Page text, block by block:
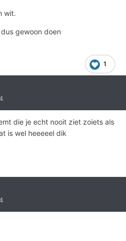
wit.
gewoon doen
1
die je echt nooit ziet zoiets als
is wel heeeeel dik